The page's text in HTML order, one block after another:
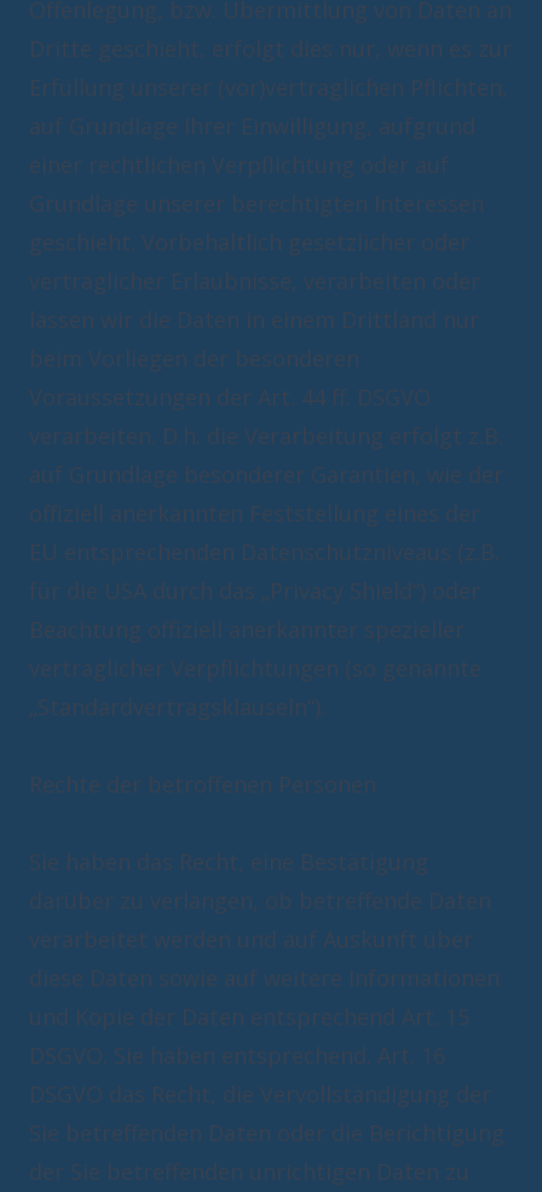
Offenlegung, bzw. Übermittlung von Daten an
Dritte geschieht, erfolgt dies nur, wenn es zur
Erfüllung unserer (vor)vertraglichen Pflichten,
auf Grundlage Ihrer Einwilligung, aufgrund
einer rechtlichen Verpflichtung oder auf
Grundlage unserer berechtigten Interessen
geschieht. Vorbehaltlich gesetzlicher oder
vertraglicher Erlaubnisse, verarbeiten oder
lassen wir die Daten in einem Drittland nur
beim Vorliegen der besonderen
Voraussetzungen der Art. 44 ff. DSGVO
verarbeiten. D.h. die Verarbeitung erfolgt z.B.
auf Grundlage besonderer Garantien, wie der
offiziell anerkannten Feststellung eines der
EU entsprechenden Datenschutzniveaus (z.B.
für die USA durch das „Privacy Shield“) oder
Beachtung offiziell anerkannter spezieller
vertraglicher Verpflichtungen (so genannte
„Standardvertragsklauseln“).
Rechte der betroffenen Personen
Sie haben das Recht, eine Bestätigung
darüber zu verlangen, ob betreffende Daten
verarbeitet werden und auf Auskunft über
diese Daten sowie auf weitere Informationen
und Kopie der Daten entsprechend Art. 15
DSGVO. Sie haben entsprechend. Art. 16
DSGVO das Recht, die Vervollständigung der
Sie betreffenden Daten oder die Berichtigung
der Sie betreffenden unrichtigen Daten zu